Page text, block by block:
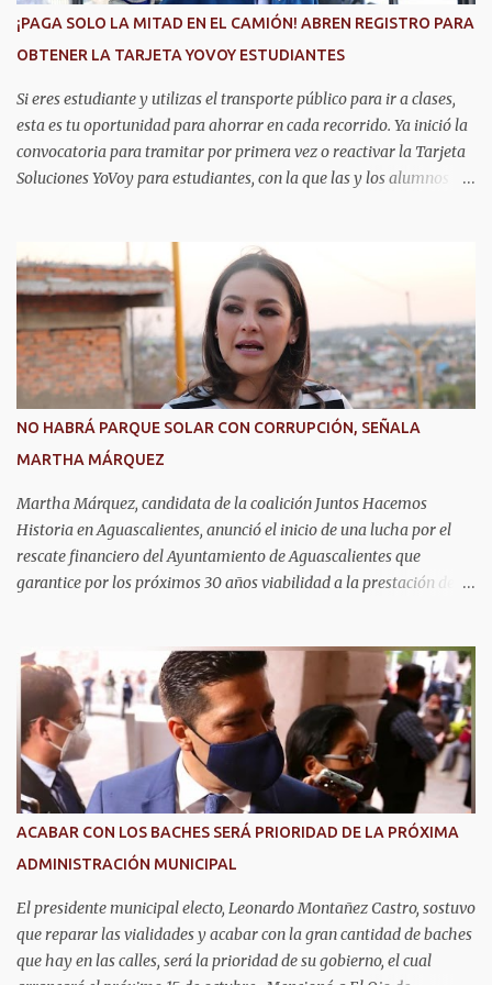
¡PAGA SOLO LA MITAD EN EL CAMIÓN! ABREN REGISTRO PARA
OBTENER LA TARJETA YOVOY ESTUDIANTES
Si eres estudiante y utilizas el transporte público para ir a clases,
esta es tu oportunidad para ahorrar en cada recorrido. Ya inició la
convocatoria para tramitar por primera vez o reactivar la Tarjeta
Soluciones YoVoy para estudiantes, con la que las y los alumnos
secundaria, bachillerato y universidad en Aguascalientes, quienes
pueden utilizar este descuento durante todo el año, lo cual
representa un importante apoyo para la economía de las familias.
La convocatoria permanecerá abierta durante los meses de agosto,
septiembre y octubre. El trámite se realiza de manera presencial
en las oficinas de la Agencia de Movilidad del Estado de
Aguascalientes (Amovea), ubicadas en el Complejo Tres Centurias,
de lunes a viernes, en un horario de 8:00 a 15:00 horas. Para
realizar el trámite por primera vez se debe presentar acta de
nacimiento, CURP, identificación oficial...
NO HABRÁ PARQUE SOLAR CON CORRUPCIÓN, SEÑALA
MARTHA MÁRQUEZ
Martha Márquez, candidata de la coalición Juntos Hacemos
Historia en Aguascalientes, anunció el inicio de una lucha por el
rescate financiero del Ayuntamiento de Aguascalientes que
garantice por los próximos 30 años viabilidad a la prestación de
necesarias para la cancelación del proyecto de parque solar, como
se anunció en Baja California días atrás con la misma empresa que
se tiene el convenio en Aguascalientes. La candidata del Partido del
Trabajo y Partido Verde manifestó que analizará las estrategias
legales para frenar el endeudamiento con los recursos del
municipio. Advirtió que en caso de ser necesario acudirá con el
presidente de la república Andrés Manuel López Obrador, así como
construir un acuerdo para cancelar este proyecto por su
inviabilidad y serio riesgo de impactar negativamente la calidad
ACABAR CON LOS BACHES SERÁ PRIORIDAD DE LA PRÓXIMA
ADMINISTRACIÓN MUNICIPAL
El presidente municipal electo, Leonardo Montañez Castro, sostuvo
que reparar las vialidades y acabar con la gran cantidad de baches
que hay en las calles, será la prioridad de su gobierno, el cual